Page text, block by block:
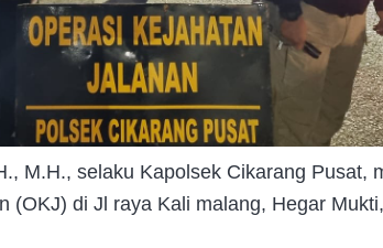
M.H., selaku Kapolsek Cikarang Pusat,
(OKJ) di Jl raya Kali malang, Hegar